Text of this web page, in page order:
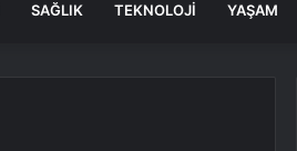
SAĞLIK TEKNOLOJI YAŞAM